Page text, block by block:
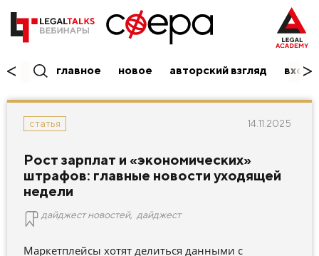
главное новое авторский взгляд вход/
статья 14.11.2025
Рост зарплат и «экономических»
штрафов: главные новости уходящей
недели
дайджест новостей, дайджест
Маркетплейсы хотят делиться данными с